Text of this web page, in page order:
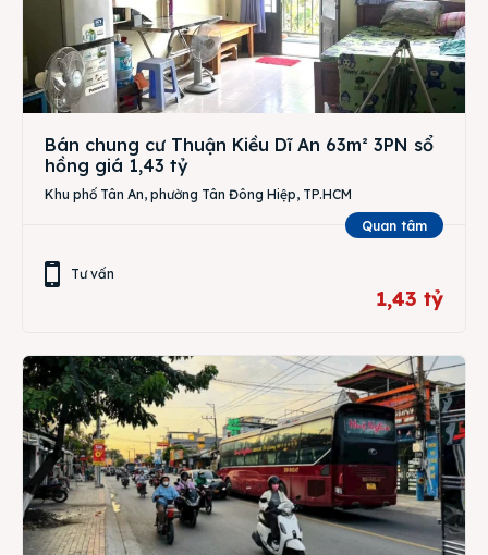
Bán chung cư Thuận Kiều Dĩ An 63m² 3PN sổ
hồng giá 1,43 tỷ
Khu phố Tân An, phường Tân Đông Hiệp, TP.HCM
Quan tâm
Tư vấn
1,43 tỷ